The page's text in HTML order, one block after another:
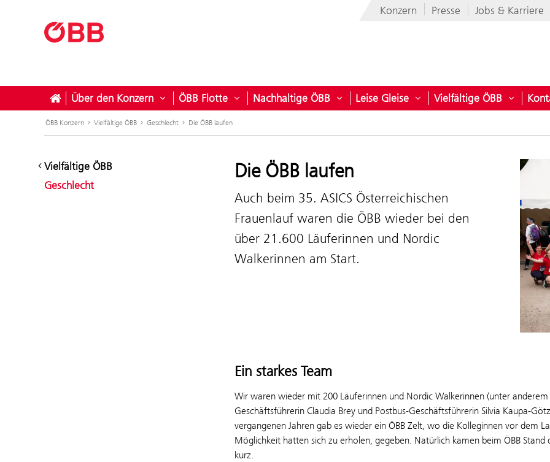
Konzern Presse Jobs & Karriere
Über den Konzern Untermenü öffnen für Über den Konzern
ÖBB Flotte Untermenü öffnen für ÖBB Flotte
Nachhaltige ÖBB Untermenü öffnen für Nachhaltige ÖBB
Leise Gleise Untermenü öffnen für Leise
Vielfältige ÖBB
ÖBB Konzern Vielfältige ÖBB Geschlecht Die ÖBB laufen
Vielfältige ÖBB
Geschlecht
Die ÖBB laufen
Auch beim 35. ASICS Österreichischen
Frauenlauf waren die ÖBB wieder bei den
über 21.600 Läuferinnen und Nordic
Walkerinnen am Start.
Ein starkes Team
Wir waren wieder mit 200 Läuferinnen und Nordic Walkerinnen (unter
Geschäftsführerin Claudia Brey und Postbus-Geschäftsführerin Silvia Kaupa-
vergangenen Jahren gab es wieder ein ÖBB Zelt, wo die Kolleginnen vor dem
Möglichkeit hatten sich zu erholen, gegeben. Natürlich kamen beim ÖBB
kurz.